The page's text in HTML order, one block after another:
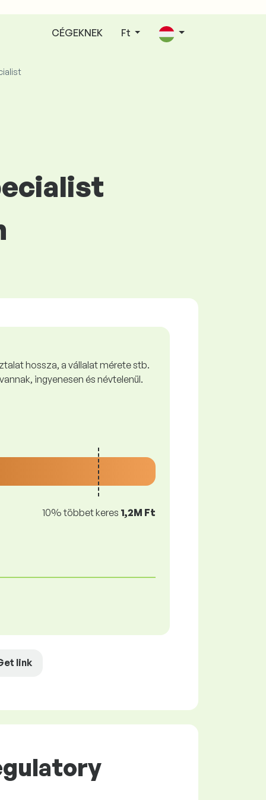
CÉGEKNEK Ft
hossza, a vállalat mérete stb.
ingyenesen és névtelenül.
10% többet keres 1,2M Ft
link